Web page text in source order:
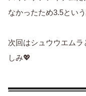
なかったため3.5とい
次回はシュウウエム
しみ💖